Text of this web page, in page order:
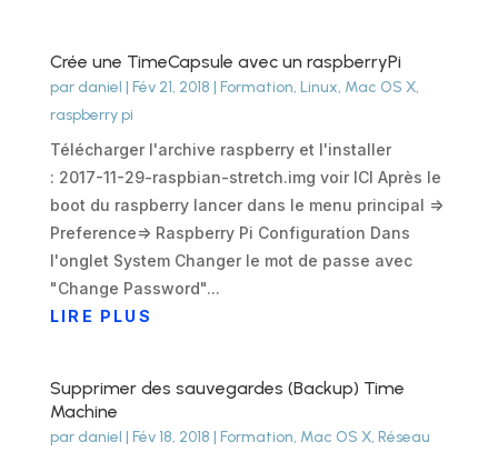
Crée une TimeCapsule avec un raspberryPi
par daniel | Fév 21, 2018 | Formation, Linux, Mac OS X,
raspberry pi
Télécharger l'archive raspberry et l'installer
: 2017-11-29-raspbian-stretch.img voir ICI Après le
boot du raspberry lancer dans le menu principal =>
Preference=> Raspberry Pi Configuration Dans
l'onglet System Changer le mot de passe avec
"Change Password"...
LIRE PLUS
Supprimer des sauvegardes (Backup) Time
Machine
par daniel | Fév 18, 2018 | Formation, Mac OS X, Réseau